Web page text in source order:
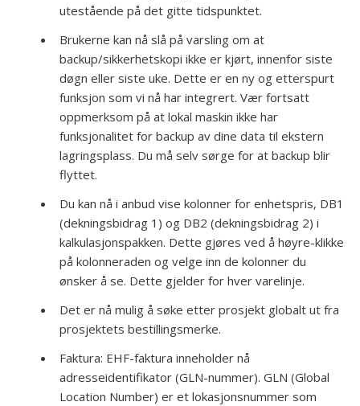
utestående på det gitte tidspunktet.
Brukerne kan nå slå på varsling om at
backup/sikkerhetskopi ikke er kjørt, innenfor siste
døgn eller siste uke. Dette er en ny og etterspurt
funksjon som vi nå har integrert. Vær fortsatt
oppmerksom på at lokal maskin ikke har
funksjonalitet for backup av dine data til ekstern
lagringsplass. Du må selv sørge for at backup blir
flyttet.
Du kan nå i anbud vise kolonner for enhetspris, DB1
(dekningsbidrag 1) og DB2 (dekningsbidrag 2) i
kalkulasjonspakken. Dette gjøres ved å høyre-klikke
på kolonneraden og velge inn de kolonner du
ønsker å se. Dette gjelder for hver varelinje.
Det er nå mulig å søke etter prosjekt globalt ut fra
prosjektets bestillingsmerke.
Faktura: EHF-faktura inneholder nå
adresseidentifikator (GLN-nummer). GLN (Global
Location Number) er et lokasjonsnummer som